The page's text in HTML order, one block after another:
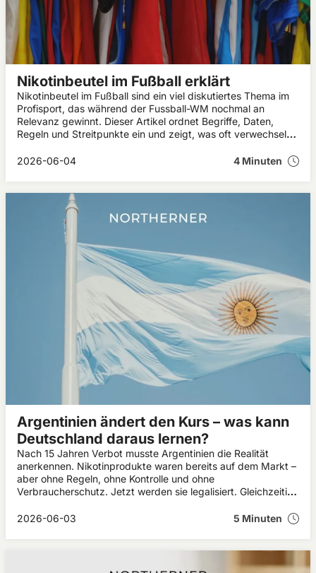
Nikotinbeutel im Fußball erklärt
Nikotinbeutel im Fußball sind ein viel diskutiertes Thema im
Profisport, das während der Fussball-WM nochmal an
Relevanz gewinnt. Dieser Artikel ordnet Begriffe, Daten,
Regeln und Streitpunkte ein und zeigt, was oft verwechselt
2026-06-04
4 Minuten
Argentinien ändert den Kurs – was kann
Deutschland daraus lernen?
Nach 15 Jahren Verbot musste Argentinien die Realität
anerkennen. Nikotinprodukte waren bereits auf dem Markt –
aber ohne Regeln, ohne Kontrolle und ohne
Verbraucherschutz. Jetzt werden sie legalisiert. Gleichzeitig
Richtung. Das wirft die Frage auf, ob sich die gleichen Fehler
2026-06-03 5 Minuten